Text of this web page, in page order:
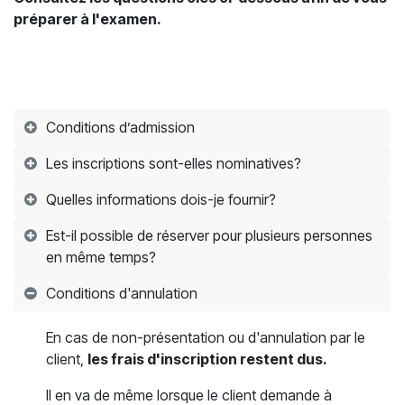
préparer à l'examen.
Conditions d’admission
Les inscriptions sont-elles nominatives?
Quelles informations dois-je fournir?
Est-il possible de réserver pour plusieurs personnes
en même temps?
Conditions d'annulation
En cas de non-présentation ou d'annulation par le
client, les frais d'inscription restent dus.
Il en va de même lorsque le client demande à